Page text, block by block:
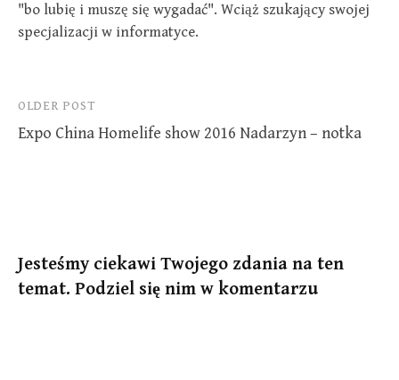
"bo lubię i muszę się wygadać". Wciąż szukający swojej
specjalizacji w informatyce.
Post
navigation
OLDER POST
Expo China Homelife show 2016 Nadarzyn – notka
Jesteśmy ciekawi Twojego zdania na ten
temat. Podziel się nim w komentarzu